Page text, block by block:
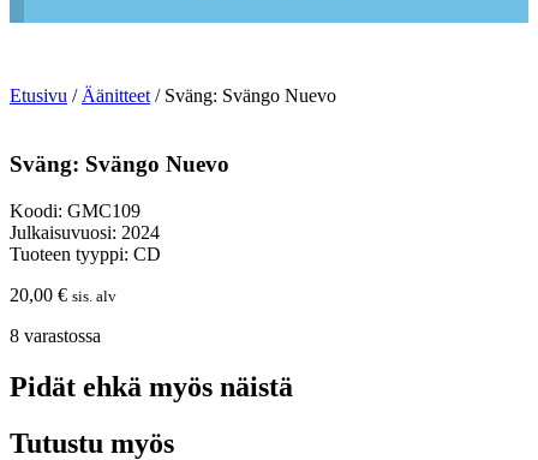
Etusivu /Äänitteet/ Sväng: Svängo Nuevo
Sväng: Svängo Nuevo
Koodi: GMC109
Julkaisuvuosi: 2024
Tuoteen tyyppi: CD
20,00 € sis. alv
8 varastossa
Pidät ehkä myös näistä
Tutustu myös